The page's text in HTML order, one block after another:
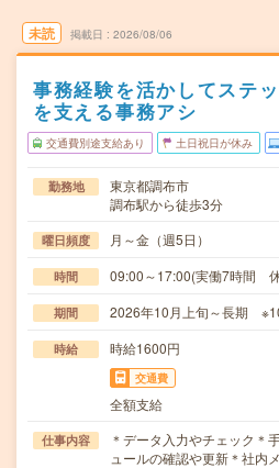
未読 掲載日 2026/08/06
事務経験を活かしてステ
を支える事務アシ
交通費別途支給あり 土日祝日が休み
勤務地
東京都調布市
調布駅から徒歩3分
曜日頻度 月～金（週5日）
時間 09:00～17:00(実働7時間
期間 2026年10月上旬～長期
時給 時給1600円
交通費
全額支給
仕事内容
＊データ入力やチェック＊
ュールの確認や更新＊社内